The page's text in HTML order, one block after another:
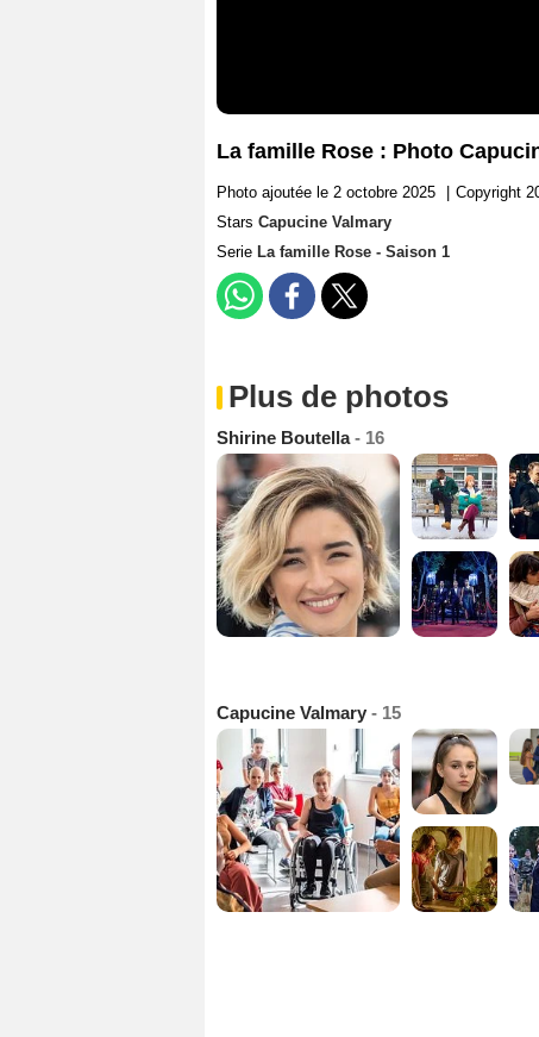
La famille Rose : Photo
Photo ajoutée le 2 octobre 2025
Copyright
Stars Capucine Valmary
Serie La famille Rose - Saison 1
Plus de photos
Shirine Boutella- 16
Capucine Valmary - 15